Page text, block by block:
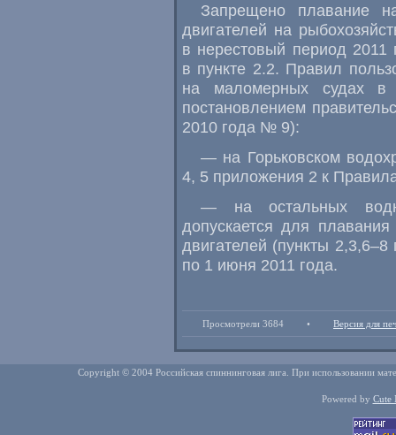
Запрещено плавание
двигателей на
в нерестовый период 2011
в пункте 2.2. Правил
на маломерных судах в
постановлением
2010 года № 9):
— на Горьковском
4, 5 приложения 2 к
— на остальных
допускается для
двигателей (пункты 2,3,6–8
по 1 июня 2011 года.
Просмотрели 3684 • Версия для
Copyright © 2004 Российская спиннинговая лига. При использовании
Powered by Cute